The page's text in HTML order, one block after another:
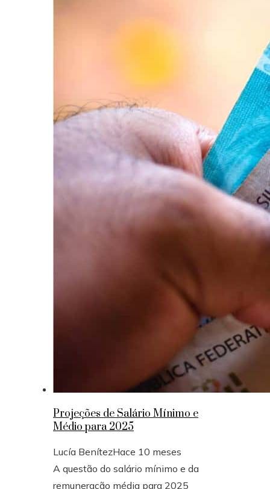
Projeções de Salário Mínimo e
Médio para 2025
Lucía BenítezHace 10 meses
A questão do salário mínimo e da
remuneração média para 2025